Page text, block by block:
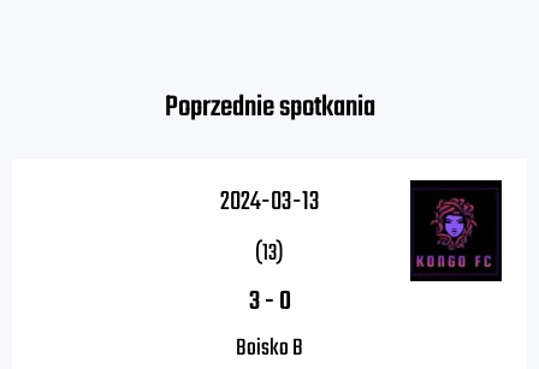
Poprzednie spotkania
2024-03-13
(13)
3-0
Boisko B